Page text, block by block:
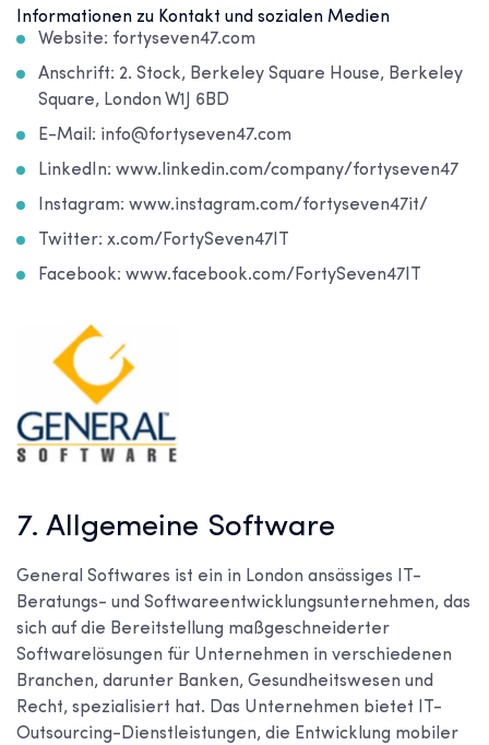
Informationen zu Kontakt und sozialen Medien
Website: fortyseven47.com
Anschrift: 2. Stock, Berkeley Square House, Berkeley
Square, London W1J 6BD
E-Mail: info@fortyseven47.com
LinkedIn: www.linkedin.com/company/fortyseven47
Instagram: www.instagram.com/fortyseven47it/
Twitter: x.com/FortySeven47IT
Facebook: www.facebook.com/FortySeven47IT
7. Allgemeine Software
General Softwares ist ein in London ansässiges IT-
Beratungs- und Softwareentwicklungsunternehmen, das
sich auf die Bereitstellung maßgeschneiderter
Softwarelösungen für Unternehmen in verschiedenen
Branchen, darunter Banken, Gesundheitswesen und
Recht, spezialisiert hat. Das Unternehmen bietet IT-
Outsourcing-Dienstleistungen, die Entwicklung mobiler